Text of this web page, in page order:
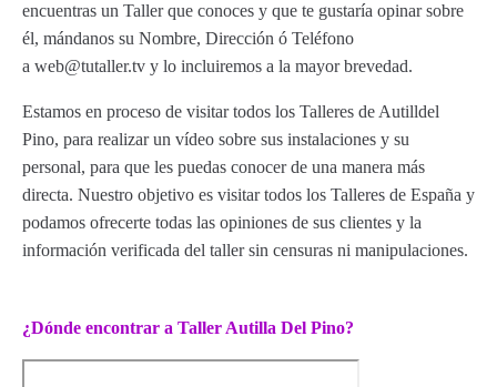
encuentras un Taller que conoces y que te gustaría opinar sobre
él, mándanos su Nombre, Dirección ó Teléfono
a web@tutaller.tv y lo incluiremos a la mayor brevedad.
Estamos en proceso de visitar todos los Talleres de Autilldel
Pino, para realizar un vídeo sobre sus instalaciones y su
personal, para que les puedas conocer de una manera más
directa. Nuestro objetivo es visitar todos los Talleres de España y
podamos ofrecerte todas las opiniones de sus clientes y la
información verificada del taller sin censuras ni manipulaciones.
¿Dónde encontrar a Taller Autilla Del Pino?